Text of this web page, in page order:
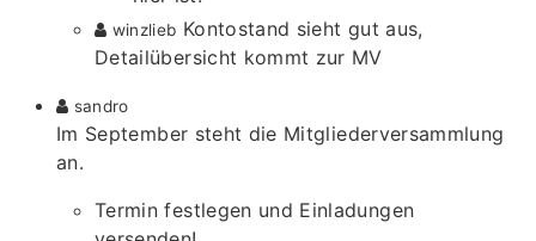
winzlieb Kontostand sieht gut aus,
Detailübersicht kommt zur MV
sandro
Im September steht die Mitgliederversammlung
an.
Termin festlegen und Einladungen